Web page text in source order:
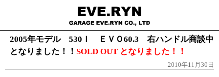
2005年モデル 530Ｉ ＥＶＯ60.3 右ハンドル商談中
となりました！！ SOLD OUT となりました！！
2010年11月30日